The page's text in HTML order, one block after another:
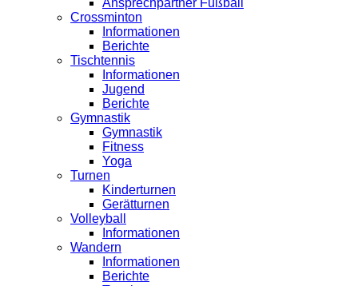
Ansprechpartner Fußball
Crossminton
Informationen
Berichte
Tischtennis
Informationen
Jugend
Berichte
Gymnastik
Gymnastik
Fitness
Yoga
Turnen
Kinderturnen
Gerätturnen
Volleyball
Informationen
Wandern
Informationen
Berichte